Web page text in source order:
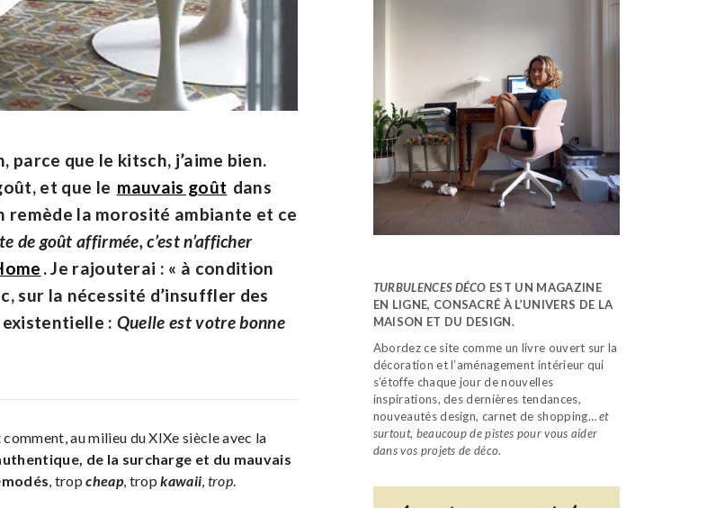
parce que le kitsch, j’aime bien.
, et que le mauvais goût dans
remède la morosité ambiante et ce
de goût affirmée, c’est n’afficher
. Je rajouterai : « à condition
sur la nécessité d’insuffler des
: Quelle est votre bonne
au milieu du XIXe siècle avec la
de la surcharge et du mauvais
, tropcheap, tropkawaii trop
TURBULENCES DÉCO EST UN MAGAZINE
EN LIGNE, CONSACRÉ À L’UNIVERS DE LA
MAISON ET DU DESIGN.
Abordez ce site comme un livre ouvert sur la
décoration et l’aménagement intérieur qui
s’étoffe chaque jour de nouvelles
inspirations, des dernières tendances,
nouveautés design, carnet de shopping…et
surtout, beaucoup de pistes pour vous aider
dans vos projets de déco.